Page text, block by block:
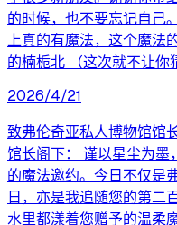
的时候，也不要忘记自己
上真的有魔法，这个魔法
的楠栀北 （这次就不让你
2026/4/21
致弗伦奇亚私人博物馆馆
馆长阁下： 谨以星尘为墨
的魔法邀约。今日不仅是
日，亦是我追随您的第二
水里都漾着您赠予的温柔